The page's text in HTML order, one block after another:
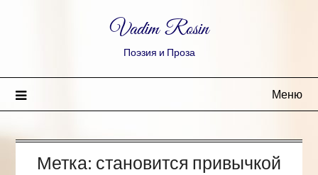
Vadim Rosin
Поэзия и Проза
Меню
Метка: становится привычкой